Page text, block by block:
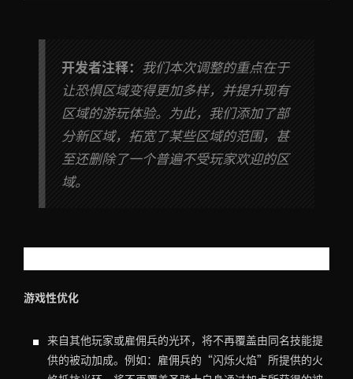
开发者注释： 我们本次调整的重点在于
让恐惧区域变得更加多样，并提升现有
区域的游玩体验。为此，我们添加了部
分新区域，拓宽了某些区域的范围，甚
至还删除了一个普遍不受玩家欢迎的区
域。
游戏性优化
来自其他玩家或雇佣兵的光环，将不再覆盖由同名技能提
供的被动加成。例如：雇佣兵的“闪烁火焰”所提供的火